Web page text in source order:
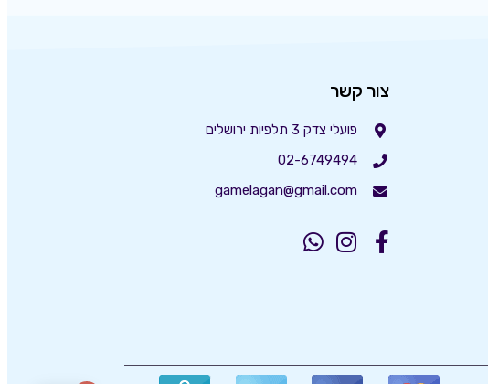
צור קשר
פועלי צדק 3 תלפיות ירושלים
02-6749494
gamelagan@gmail.com